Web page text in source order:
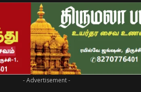
- Advertisement -